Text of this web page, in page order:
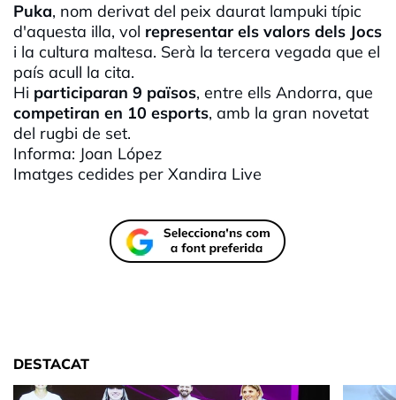
Puka, nom derivat del peix daurat lampuki típic
d'aquesta illa, vol representar els valors dels Jocs
i la cultura maltesa. Serà la tercera vegada que el
país acull la cita.
Hi participaran 9 països, entre ells Andorra, que
competiran en 10 esports, amb la gran novetat
del rugbi de set.
Informa: Joan López
Imatges cedides per Xandira Live
DESTACAT